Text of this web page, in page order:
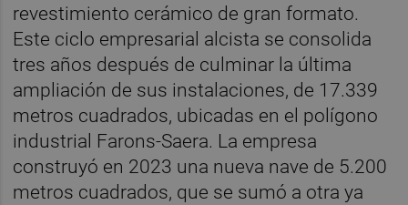
revestimiento cerámico de gran formato.
Este ciclo empresarial alcista se consolida
tres años después de culminar la última
ampliación de sus instalaciones, de 17.339
metros cuadrados, ubicadas en el polígono
industrial Farons-Saera. La empresa
construyó en 2023 una nueva nave de 5.200
metros cuadrados, que se sumó a otra ya